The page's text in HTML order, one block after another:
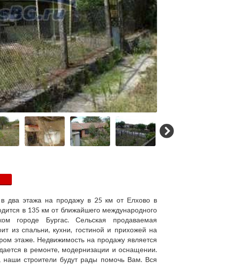
два этажа на продажу в 25 км от Елхово в
в 135 км от ближайшего международного
городе Бургас. Сельская продаваемая
из спальни, кухни, гостиной и прихожей на
этаже. Недвижимость на продажу является
в ремонте, модернизации и оснащении.
строители будут рады помочь Вам. Вся